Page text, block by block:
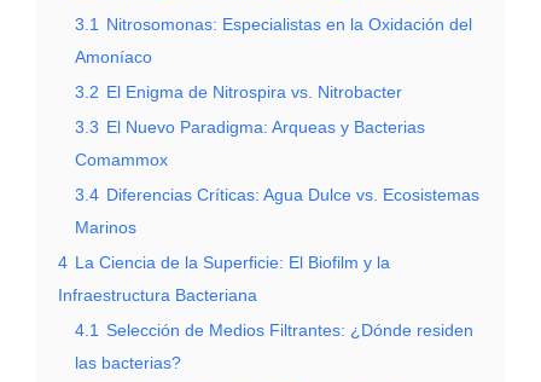
3.1
Nitrosomonas: Especialistas en la Oxidación del
Amoníaco
3.2 El Enigma de Nitrospira vs. Nitrobacter
3.3 El Nuevo Paradigma: Arqueas y Bacterias
Comammox
3.4 Diferencias Críticas: Agua Dulce vs. Ecosistemas
Marinos
4 La Ciencia de la Superficie: El Biofilm y la
Infraestructura Bacteriana
4.1 Selección de Medios Filtrantes: ¿Dónde residen
las bacterias?